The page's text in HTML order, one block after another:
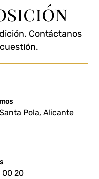
Contáctanos
Pola, Alicante
00 20